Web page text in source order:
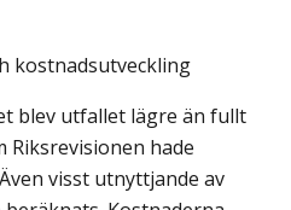
kostnadsutveckling
blev utfallet lägre än fullt
Riksrevisionen hade
visst utnyttjande av